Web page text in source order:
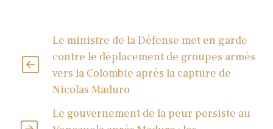
Le ministre de la Défense met en garde
contre le déplacement de groupes armés
vers la Colombie après la capture de
Nicolas Maduro
Le gouvernement de la peur persiste au